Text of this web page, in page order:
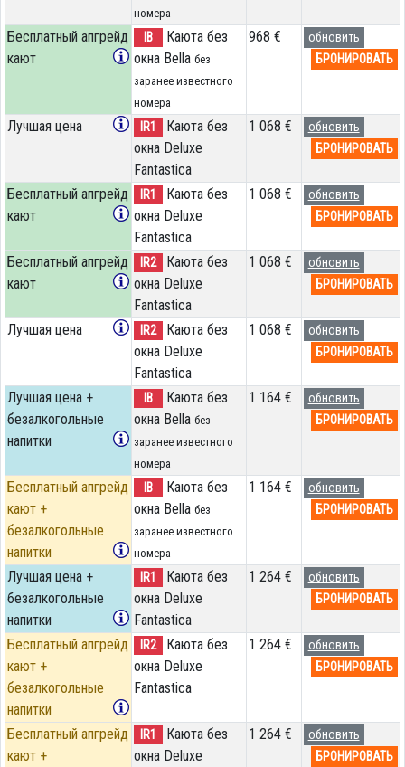
номера
Бесплатный апгрейд
кают
IB
Каюта без
окна Bella без
заранее известного
номера
968 €
обновить
БРОНИРОВАТЬ
Лучшая цена IR1
Каюта без
окна Deluxe
Fantastica
1 068 €
обновить
БРОНИРОВАТЬ
Бесплатный апгрейд
кают
IR1
Каюта без
окна Deluxe
Fantastica
1 068 €
обновить
БРОНИРОВАТЬ
Бесплатный апгрейд
кают
IR2
Каюта без
окна Deluxe
Fantastica
1 068 €
обновить
БРОНИРОВАТЬ
Лучшая цена IR2
Каюта без
окна Deluxe
Fantastica
1 068 €
обновить
БРОНИРОВАТЬ
Лучшая цена +
безалкогольные
напитки
IB
Каюта без
окна Bella без
заранее известного
номера
1 164 €
обновить
БРОНИРОВАТЬ
Бесплатный апгрейд
кают +
безалкогольные
напитки
IB
Каюта без
окна Bella без
заранее известного
номера
1 164 €
обновить
БРОНИРОВАТЬ
Лучшая цена +
безалкогольные
напитки
IR1
Каюта без
окна Deluxe
Fantastica
1 264 €
обновить
БРОНИРОВАТЬ
Бесплатный апгрейд
кают +
безалкогольные
напитки
IR2
Каюта без
окна Deluxe
Fantastica
1 264 €
обновить
БРОНИРОВАТЬ
Бесплатный апгрейд
кают +
IR1
Каюта без
окна Deluxe
1 264 €
обновить
БРОНИРОВАТЬ